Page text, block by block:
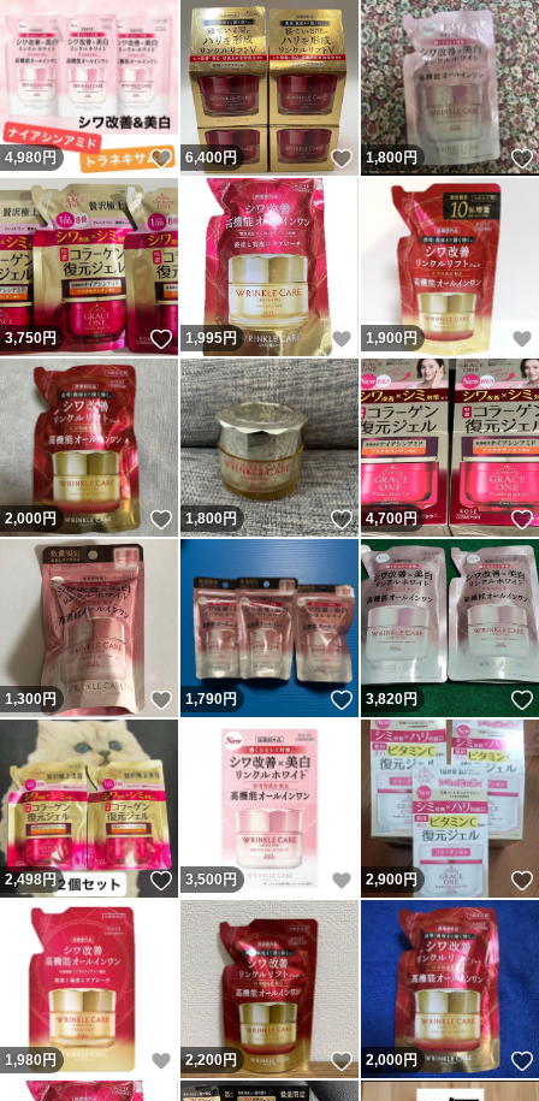
4,980 円 いいね！
6,400円 いいね！
1,800円
3,750円 いいね！
1,995円 いいね！
1,900円
2,000円 いいね！
1,800円 いいね！
4,700円
1,300円 いいね！
1,790円 いいね！
3,820円
2,498円 いいね！
3,500 円 いいね！
2,900円
1,980円 いいね！
2,200円 いいね！
2,000円